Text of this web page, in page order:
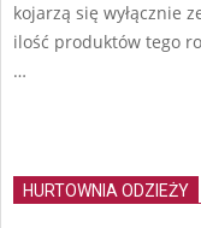
kojarzą się wyłącznie
ilość produktów tego
…
HURTOWNIA ODZIEŻY